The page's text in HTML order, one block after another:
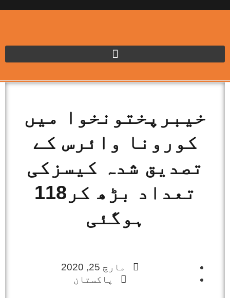
خیبرپختونخوا میں
کورونا وائرس کے
تصدیق شدہ کیسزکی
تعداد بڑھ کر118
ہوگئی
مارچ 25, 2020
پاکستان